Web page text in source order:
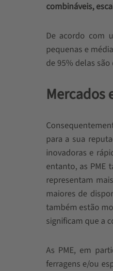
combináveis,
De acordo com
pequenas e
de 95% delas
Mercados
para a sua
inovadoras e
entanto, as PME
representam
maiores de
também estão
significam que a
As PME, em
ferragens e/ou